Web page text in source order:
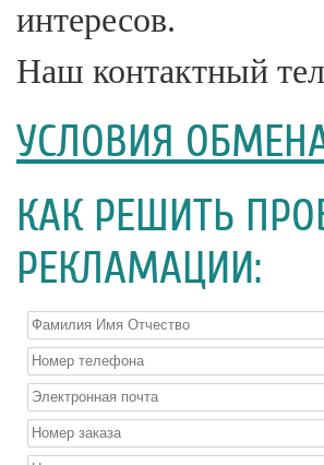
интересов.
Наш контактный
УСЛОВИЯ
КАК РЕШИТЬ
РЕКЛАМАЦИИ: